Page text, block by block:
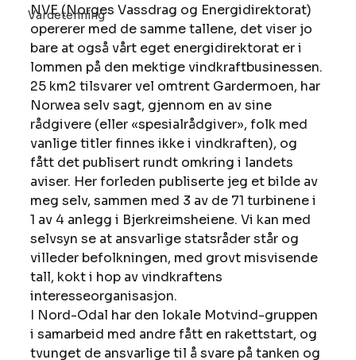
Vardetenning
NVE (Norges Vassdrag og Energidirektorat)
opererer med de samme tallene, det viser jo
bare at også vårt eget energidirektorat er i
lommen på den mektige vindkraftbusinessen.
25 km2 tilsvarer vel omtrent Gardermoen, har
Norwea selv sagt, gjennom en av sine
rådgivere (eller «spesialrådgiver», folk med
vanlige titler finnes ikke i vindkraften), og
fått det publisert rundt omkring i landets
aviser. Her forleden publiserte jeg et bilde av
meg selv, sammen med 3 av de 71 turbinene i
1 av 4 anlegg i Bjerkreimsheiene. Vi kan med
selvsyn se at ansvarlige statsråder står og
villeder befolkningen, med grovt misvisende
tall, kokt i hop av vindkraftens
interesseorganisasjon.
I Nord-Odal har den lokale Motvind-gruppen
i samarbeid med andre fått en rakettstart, og
tvunget de ansvarlige til å svare på tanken og